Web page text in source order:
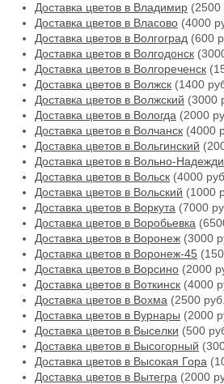
Доставка цветов в Владимир (2500
Доставка цветов в Власово (4000
Доставка цветов в Волгоград (600
Доставка цветов в Волгодонск
Доставка цветов в Волгореченск
Доставка цветов в Волжск (1400
Доставка цветов в Волжский (3000
Доставка цветов в Вологда (2000
Доставка цветов в Волчанск (4000
Доставка цветов в Вольгинский
Доставка цветов в Вольно-
Доставка цветов в Вольск (4000
Доставка цветов в Вольский (1000
Доставка цветов в Воркута (7000
Доставка цветов в Воробьевка
Доставка цветов в Воронеж (3000
Доставка цветов в Воронеж-45
Доставка цветов в Ворсино (2000
Доставка цветов в Воткинск (4000
Доставка цветов в Вохма (2500
Доставка цветов в Вурнары (2000
Доставка цветов в Выселки (500
Доставка цветов в Высогорный
Доставка цветов в Высокая Гора
Доставка цветов в Вытегра (2000